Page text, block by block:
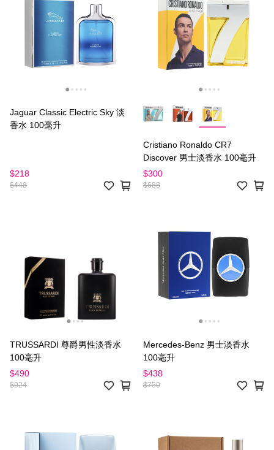
Jaguar Classic Electric Sky 淡
香水 100毫升
$448
$218
Cristiano Ronaldo CR7
Discover 男士淡香水 100毫升
$688
$300
TRUSSARDI 尊爵男性淡香水
100毫升
$924
$490
Mercedes-Benz 男士淡香水
100毫升
$750
$438